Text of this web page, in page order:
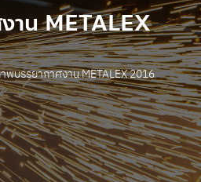
าน METALEX
พบรรยากาศงาน METALEX 2016